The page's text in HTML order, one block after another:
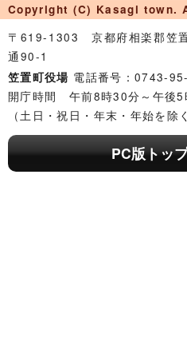
Copyright (C) Kasagi town.
〒619-1303 京都府相楽郡笠
通90-1
笠置町役場 電話番号：0743-
開庁時間 午前8時30分～午後5
（土日・祝日・年末・年始を除く
PC版トッ